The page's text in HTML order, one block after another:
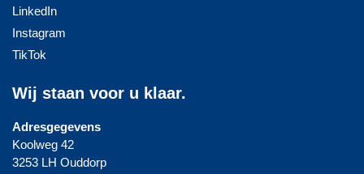
LinkedIn
Instagram
TikTok
Wij staan voor u klaar.
Adresgegevens
Koolweg 42
3253 LH Ouddorp